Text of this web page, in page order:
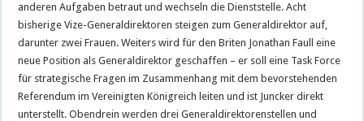
anderen Aufgaben betraut und wechseln die Dienststelle. Acht
bisherige Vize-Generaldirektoren steigen zum Generaldirektor auf,
darunter zwei Frauen. Weiters wird für den Briten Jonathan Faull eine
neue Position als Generaldirektor geschaffen – er soll eine Task Force
für strategische Fragen im Zusammenhang mit dem bevorstehenden
Referendum im Vereinigten Königreich leiten und ist Juncker direkt
unterstellt. Obendrein werden drei Generaldirektorenstellen und